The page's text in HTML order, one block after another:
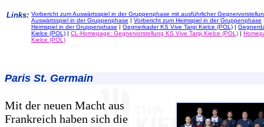
Links: Vorbericht zum Auswärtsspiel in der Gruppenphase mit ausführlicher
Auswärtsspiel in der Gruppenphase | Vorbericht zum Heimspiel in der Gruppenphase
Heimspiel in der Gruppenphase | Gegnerkader KS Vive Targi Kielce (POL) |
Kielce (POL) | CL-Homepage: Gegnervorstellung KS Vive Targi Kielce (POL) |
Kielce (POL)
Paris St. Germain
Mit der neuen Macht aus
Frankreich haben sich die